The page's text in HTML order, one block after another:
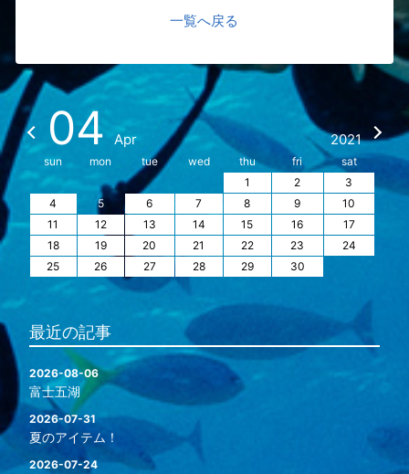
一覧へ戻る
04 Apr 2021
sun mon tue wed thu fri
sat
1
2
3
4
5 6 7 8 9
10
11
12 13 14 15 16
17
18
19 20 21 22 23
24
25
26 27 28 29 30
最近の記事
2026-08-06
富士五湖
2026-07-31
夏のアイテム！
2026-07-24